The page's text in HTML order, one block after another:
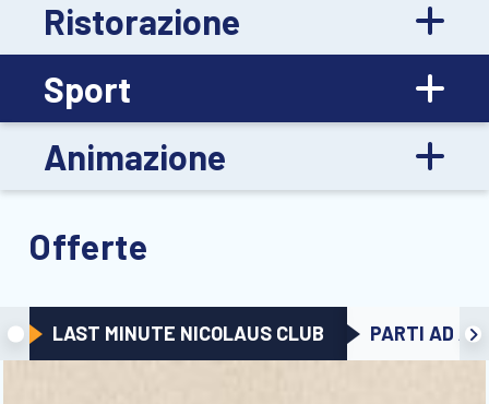
Ristorazione
Sport
Animazione
Offerte
LAST MINUTE NICOLAUS CLUB PARTI AD